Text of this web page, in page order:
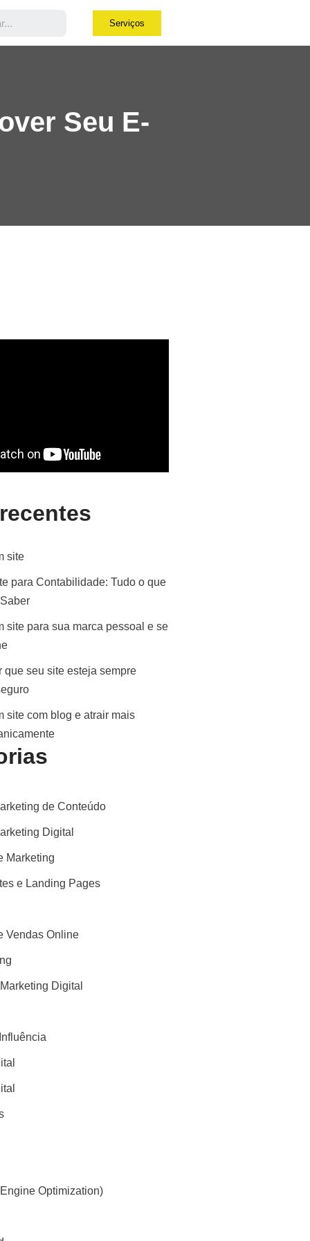
Serviços
Seu E-
site
para Contabilidade: Tudo o que
site para sua marca pessoal e se
que seu site esteja sempre
site com blog e atrair mais
de Conteúdo
Digital
Marketing
e Landing Pages
Vendas Online
Digital
Optimization)